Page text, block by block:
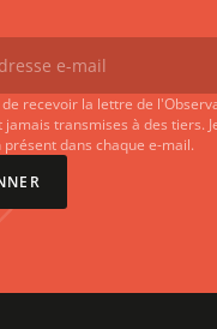
de recevoir la lettre de
jamais transmises à des tiers.
présent dans chaque e-mail.